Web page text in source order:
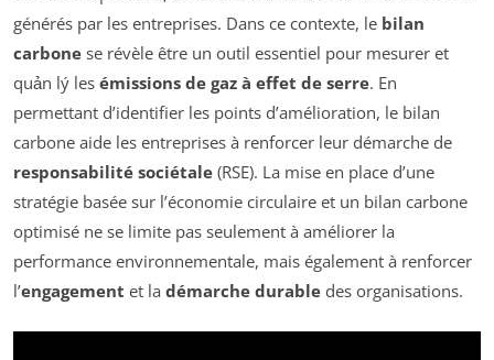
générés par les entreprises. Dans ce contexte, le bilan
carbone se révèle être un outil essentiel pour mesurer et
quản lý les émissions de gaz à effet de serre. En
permettant d’identifier les points d’amélioration, le bilan
carbone aide les entreprises à renforcer leur démarche de
responsabilité sociétale (RSE). La mise en place d’une
stratégie basée sur l’économie circulaire et un bilan carbone
optimisé ne se limite pas seulement à améliorer la
performance environnementale, mais également à renforcer
l’engagement et la démarche durable des organisations.